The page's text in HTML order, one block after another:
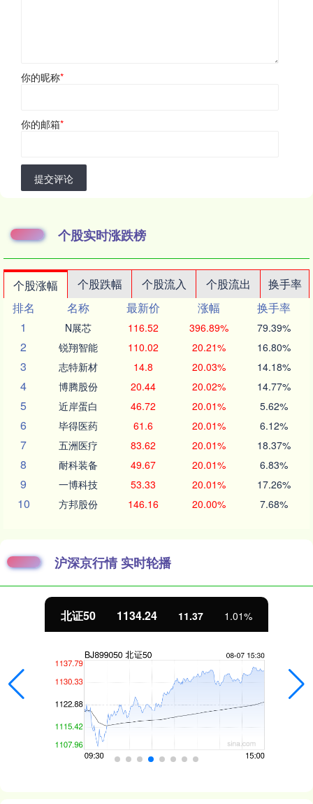
你的昵称*
你的邮箱*
提交评论
个股实时涨跌榜
个股涨幅 个股跌幅 个股流入 个股流出
换手率
排名
名称 最新价 涨幅
换手率
1
N展芯 116.52 396.89% 79.39%
2 锐翔智能 110.02 20.21% 16.80%
3 志特新材 14.8 20.03% 14.18%
4 博腾股份 20.44 20.02% 14.77%
5 近岸蛋白 46.72 20.01% 5.62%
6 毕得医药 61.6 20.01% 6.12%
7 五洲医疗 83.62 20.01% 18.37%
8 耐科装备 49.67 20.01% 6.83%
9 一博科技 53.33 20.01% 17.26%
10 方邦股份 146.16 20.00% 7.68%
沪深京行情 实时轮播
北证50 1134.24 11.37 1.01%